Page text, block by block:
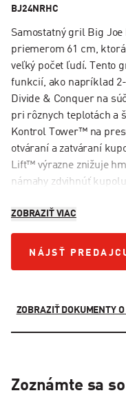
BJ24NRHC
Samostatný gril Big
priemerom 61 cm,
veľký počet ľudí. Tento
funkcií, ako napríklad
Divide & Conquer na
pri rôznych teplotách a
Kontrol Tower™ na
otváraní a zatváraní
Lift™ výrazne znižuje
námahy zdvihnúť
ktoré ponúka vynikajúce
minimalizuje únik dymu
teploty od 107 °C do 399
ZOBRAZIŤ VIAC
NÁJSŤ
NÁJSŤ
ZOBRAZIŤ DOKUMENTY
Zoznámte sa